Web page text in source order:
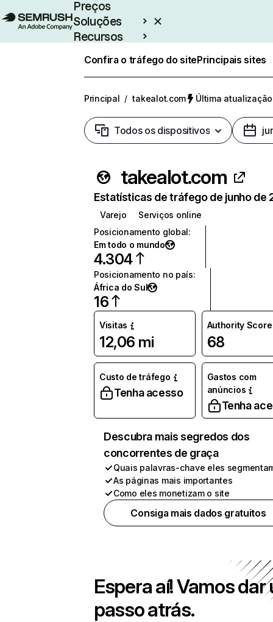
Preços
Soluções
Recursos
Confira o tráfego do sitePrincipais sites
Principal / takealot.com Última
Todos os dispositivos
takealot.com
Estatísticas de tráfego de junho de
Varejo
Serviços online
Posicionamento global:
Em todo o mundo
4.304
Posicionamento no país:
África do Sul
16
Visitas
12,06 mi
Authority Score
68
Custo de tráfego
Tenha acesso
Gastos com
anúncios
Tenha
Descubra mais segredos dos
concorrentes de graça
Quais palavras-chave eles
As páginas mais importantes
Como eles monetizam o site
Consiga mais dados gratuitos
Espera aí! Vamos dar
passo atrás.